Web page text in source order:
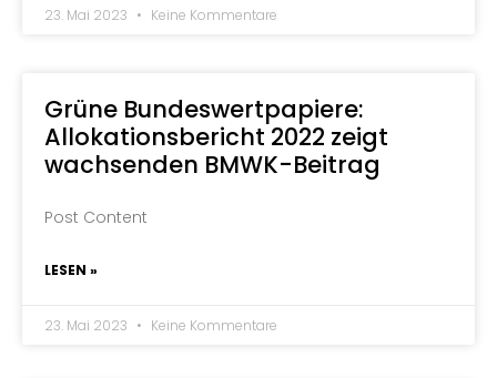
23. Mai 2023 Keine Kommentare
Grüne Bundeswertpapiere:
Allokationsbericht 2022 zeigt
wachsenden BMWK-Beitrag
Post Content
LESEN »
23. Mai 2023 Keine Kommentare